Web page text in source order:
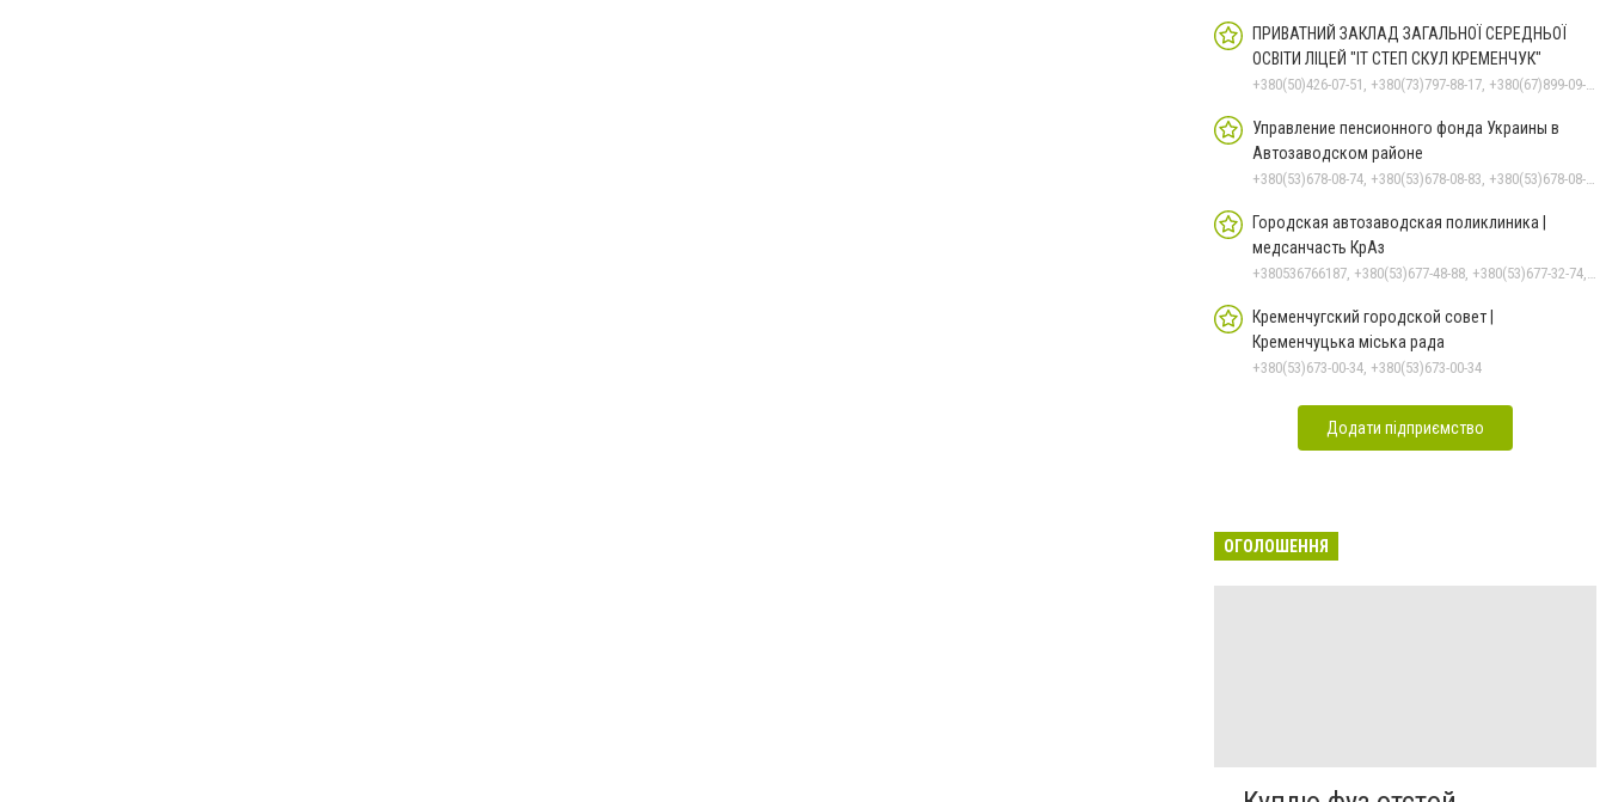
ПРИВАТНИЙ ЗАКЛАД ЗАГАЛЬНОЇ СЕРЕДНЬОЇ
ОСВІТИ ЛІЦЕЙ "ІТ СТЕП СКУЛ КРЕМЕНЧУК"
+380(50)426-07-51, +380(73)797-88-17, +380(67)899-09-16
Управление пенсионного фонда Украины в
Автозаводском районе
+380(53)678-08-74, +380(53)678-08-83, +380(53)678-08-41, +380(53)678-08-86, +380(53)678-09-05
Городская автозаводская поликлиника |
медсанчасть КрАз
+380536766187, +380(53)677-48-88, +380(53)677-32-74, +380(53)676-62-99
Кременчугский городской совет |
Кременчуцька міська рада
+380(53)673-00-34, +380(53)673-00-34
Додати підприємство
ОГОЛОШЕННЯ